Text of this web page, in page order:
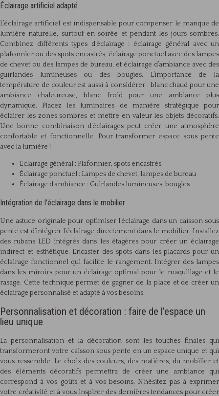
Éclairage artificiel adapté
L’éclairage artificiel est indispensable pour compenser le manque de
lumière naturelle, surtout en soirée et pendant les jours sombres.
Combinez différents types d’éclairage : éclairage général avec un
plafonnier ou des spots encastrés, éclairage ponctuel avec des lampes
de chevet ou des lampes de bureau, et éclairage d’ambiance avec des
guirlandes lumineuses ou des bougies. L’importance de la
température de couleur est aussi à considérer : blanc chaud pour une
ambiance chaleureuse, blanc froid pour une ambiance plus
dynamique. Placez les luminaires de manière stratégique pour
éclairer les zones sombres et mettre en valeur les objets décoratifs.
Une bonne combinaison d’éclairages peut créer une atmosphère
confortable et fonctionnelle. Pour transformer espace sous pente
avec la lumière !
Éclairage général : Plafonnier, spots encastrés
Éclairage ponctuel : Lampes de chevet, lampes de bureau
Éclairage d’ambiance : Guirlandes lumineuses, bougies
Intégration de l’éclairage dans le mobilier
Une astuce originale pour optimiser l’éclairage dans un caisson sous
pente est d’intégrer l’éclairage directement dans le mobilier. Installez
des rubans LED intégrés dans les étagères pour créer un éclairage
indirect et esthétique. Encaster des spots dans les placards pour un
éclairage fonctionnel qui facilite le rangement. Intégrer des lampes
dans les miroirs pour un éclairage optimal pour le maquillage et le
rasage. Cette technique permet de gagner de la place et de créer un
éclairage personnalisé et adapté à vos besoins.
Personnalisation et décoration : faire de l’espace un
lieu unique
La personnalisation et la décoration sont les touches finales qui
transformeront votre caisson sous pente en un espace unique et qui
vous ressemble. Le choix des couleurs, des matières, du mobilier et
des éléments décoratifs permettra de créer une ambiance qui
correspond à vos goûts et à vos besoins. N’hésitez pas à exprimer
votre créativité et à vous inspirer des dernières tendances pour créer